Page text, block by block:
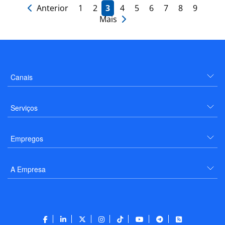
Anterior 1 2 3 4 5 6 7 8
9
Mais
Canais
Serviços
Empregos
A Empresa